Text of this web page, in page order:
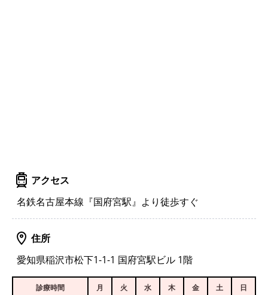
アクセス
名鉄名古屋本線『国府宮駅』より徒歩すぐ
住所
愛知県稲沢市松下1-1-1 国府宮駅ビル 1階
診療時間 月 火 水 木 金 土 日